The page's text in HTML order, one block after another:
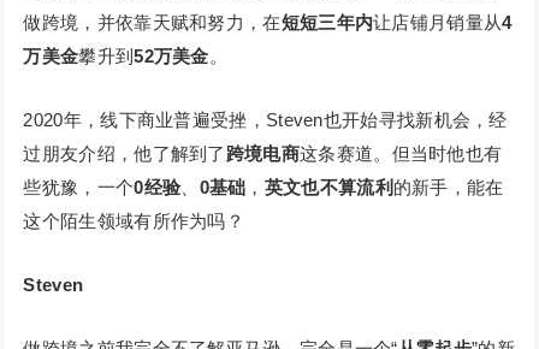
做跨境，并依靠天赋和努力，在短短三年内让店铺月销量从4
万美金攀升到52万美金。
2020年，线下商业普遍受挫，Steven也开始寻找新机会，经
过朋友介绍，他了解到了 跨境电商这条赛道。但当时他也有
些犹豫，一个0经验、 0基础 ， 英文也不算流利 的新手，能在
这个陌生领域有所作为吗？
Steven